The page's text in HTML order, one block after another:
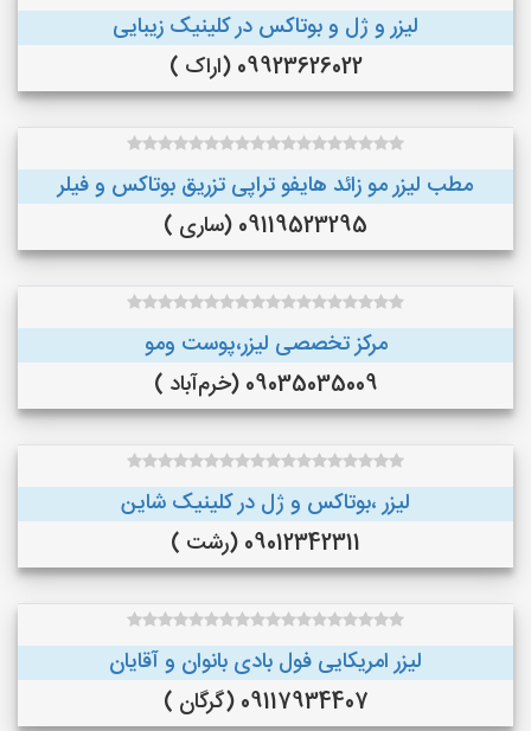
لیزر و ژل و بوتاکس در کلینیک زیبایی
09923626022 (اراک )
مطب لیزر مو زائد هایفو تراپی تزریق بوتاکس و فیلر
09119523295 (ساری )
مرکز تخصصی لیزر،پوست و‌مو
09035035009 (خرم‌آباد )
لیزر ،بوتاکس و ژل در کلینیک شاین
09012342311 (رشت )
لیزر امریکایی فول بادی بانوان و آقایان
09117934407 (گرگان )